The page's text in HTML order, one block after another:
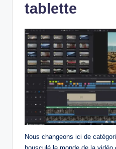
tablette
Nous changeons ici de